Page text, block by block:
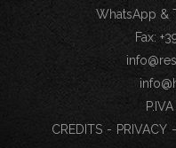
WhatsApp &
Fax:
CREDITS - PRIVACY -